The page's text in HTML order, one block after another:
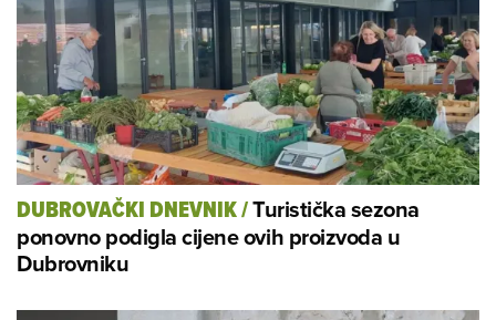
DUBROVAČKI DNEVNIK/Turistička sezona
ponovno podigla cijene ovih proizvoda u
Dubrovniku